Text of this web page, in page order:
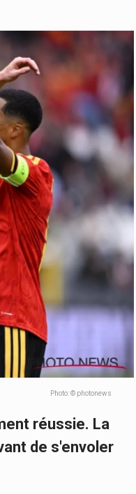
Photo: © photonews
réussie. La
de s'envoler